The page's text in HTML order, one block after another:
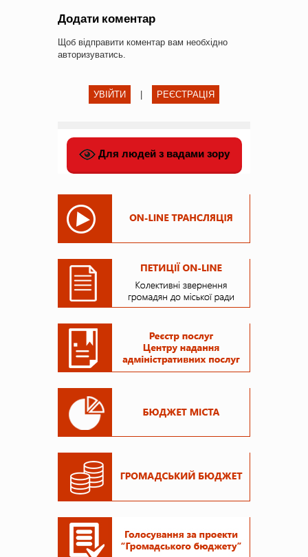
Додати коментар
Щоб відправити коментар вам необхідно
авторизуватись.
УВІЙТИ РЕЄСТРАЦІЯ
Для людей з вадами зору